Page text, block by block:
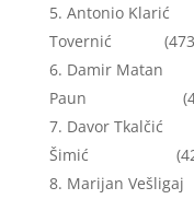
Antonio
Tovernić
Damir
Paun
Davor
Šimić
Marijan